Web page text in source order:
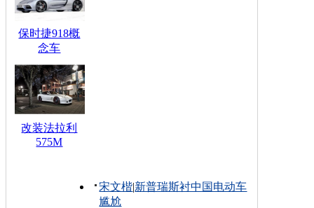
保时捷918概
念车
改装法拉利
575M
宋文楷|新普瑞斯衬中国电动车
尴尬